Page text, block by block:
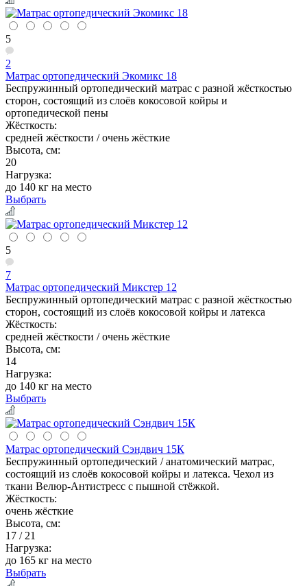
5
2
Матрас ортопедический Экомикс 18
Беспружинный ортопедический матрас с разной жёсткостью
сторон, состоящий из слоёв кокосовой койры и
ортопедической пены
Жёсткость:
средней жёсткости / очень жёсткие
Высота, см:
20
Нагрузка:
до 140 кг на место
Выбрать
5
7
Матрас ортопедический Микстер 12
Беспружинный ортопедический матрас с разной жёсткостью
сторон, состоящий из слоёв кокосовой койры и латекса
Жёсткость:
средней жёсткости / очень жёсткие
Высота, см:
14
Нагрузка:
до 140 кг на место
Выбрать
Матрас ортопедический Сэндвич 15К
Беспружинный ортопедический / анатомический матрас,
состоящий из слоёв кокосовой койры и латекса. Чехол из
ткани Велюр-Антистресс с пышной стёжкой.
Жёсткость:
очень жёсткие
Высота, см:
17 / 21
Нагрузка:
до 165 кг на место
Выбрать